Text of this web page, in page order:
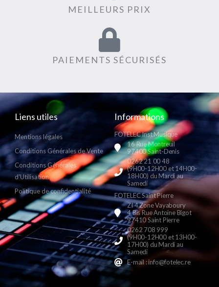
MEILLEURS PRIX
PAIEMENTS SÉCURISÉS
Liens utiles
Mentions légales
Conditions Générales de Vente
Conditions Générales
d'Utilisation
Politique de confidentialité
Informations
FOTELEC Inst Musique
16 Rue Montreuil
97400 Saint-Denis
0262 21 00 48
(9H00-12H00 et 14H00-
18H00) du Mardi au
Samedi
FOTELEC Saint Pierre
ZI 4 Zone Vayaboury
4 Bis Rue Antoine Bigot
97410 Saint Pierre
0262 708 999
(9H00-12H00 et 13H00-
17H00) du Mardi au
Samedi
E-mail : info@fotelec.re